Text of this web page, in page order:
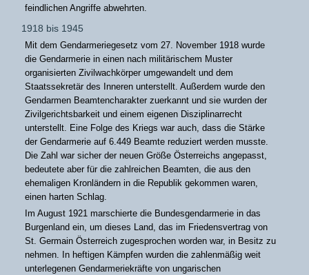
feindlichen Angriffe abwehrten.
1918 bis 1945
Mit dem Gendarmeriegesetz vom 27. November 1918 wurde
die Gendarmerie in einen nach militärischem Muster
organisierten Zivilwachkörper umgewandelt und dem
Staatssekretär des Inneren unterstellt. Außerdem wurde den
Gendarmen Beamtencharakter zuerkannt und sie wurden der
Zivilgerichtsbarkeit und einem eigenen Disziplinarrecht
unterstellt. Eine Folge des Kriegs war auch, dass die Stärke
der Gendarmerie auf 6.449 Beamte reduziert werden musste.
Die Zahl war sicher der neuen Größe Österreichs angepasst,
bedeutete aber für die zahlreichen Beamten, die aus den
ehemaligen Kronländern in die Republik gekommen waren,
einen harten Schlag.
Im August 1921 marschierte die Bundesgendarmerie in das
Burgenland ein, um dieses Land, das im Friedensvertrag von
St. Germain Österreich zugesprochen worden war, in Besitz zu
nehmen. In heftigen Kämpfen wurden die zahlenmäßig weit
unterlegenen Gendarmeriekräfte von ungarischen